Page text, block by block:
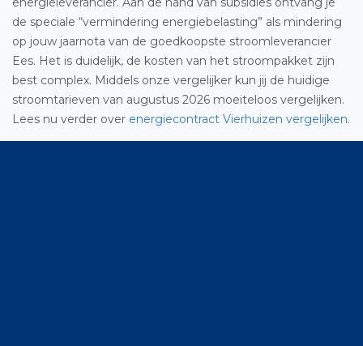
de speciale “vermindering energiebelasting” als mindering
op jouw jaarnota van de goedkoopste stroomleverancier
Ees. Het is duidelijk, de kosten van het stroompakket zijn
best complex. Middels onze vergelijker kun jij de huidige
stroomtarieven van augustus 2026 moeiteloos vergelijken.
Lees nu verder over energiecontract Vierhuizen vergelijken.